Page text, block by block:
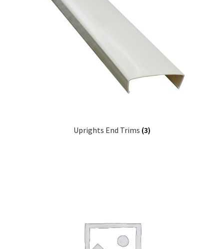
Uprights End Trims (3)